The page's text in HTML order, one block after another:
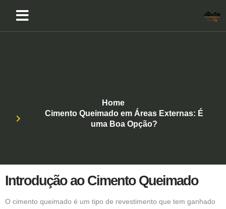
Home
Cimento Queimado em Áreas Externas: É
uma Boa Opção?
Introdução ao Cimento Queimado
O cimento queimado é um tipo de revestimento que tem ganhado